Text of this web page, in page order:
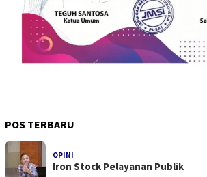
POS TERBARU
OPINI
Iron Stock Pelayanan Publik